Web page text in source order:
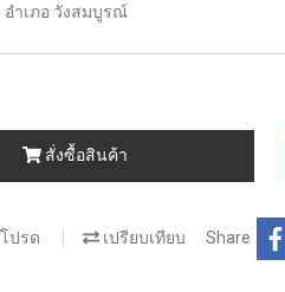
ำเภอ วังสมบูรณ์
สั่งซื้อสินค้า
ปรด เปรียบเทียบ Share